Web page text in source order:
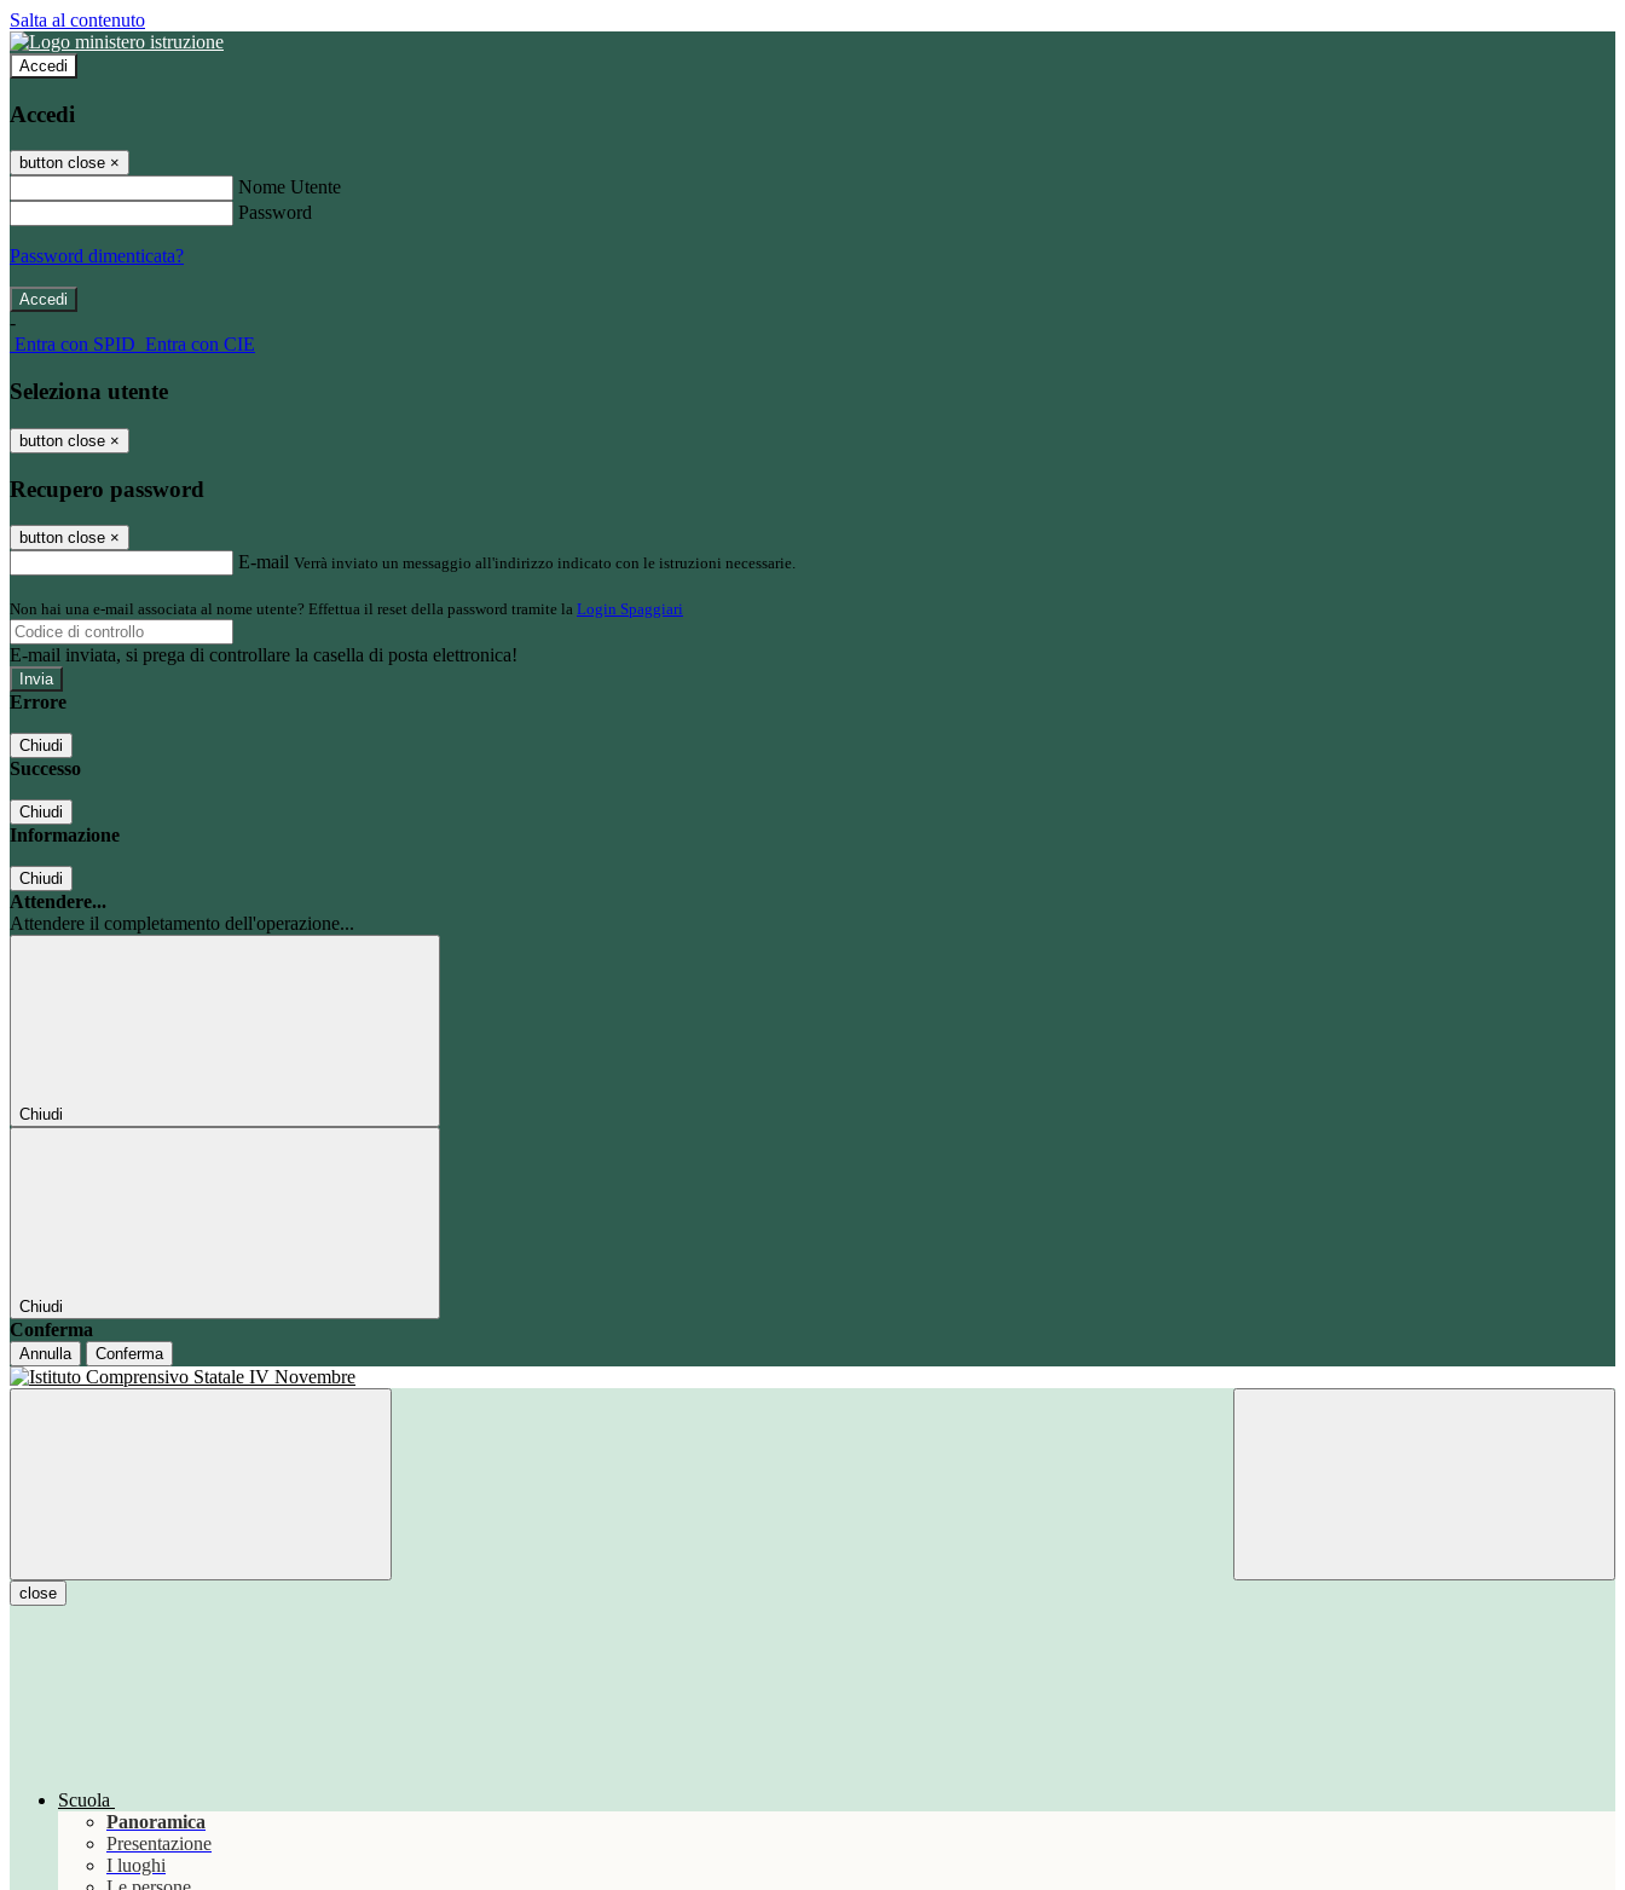
Salta al contenuto
Accedi
Accedi
button close ×
Nome Utente
Password
Password dimenticata?
-
Entra con SPID Entra con CIE
Seleziona utente
button close ×
Recupero password
button close ×
E-mail Verrà inviato un messaggio all'indirizzo indicato con le istruzioni necessarie.
Non hai una e-mail associata al nome utente? Effettua il reset della password tramite la Login Spaggiari
E-mail inviata, si prega di controllare la casella di posta elettronica!
Errore
Chiudi
Successo
Chiudi
Informazione
Chiudi
Attendere...
Attendere il completamento dell'operazione...
Chiudi
Chiudi
Conferma
Annulla Conferma
close
Scuola
Panoramica
Presentazione
I luoghi